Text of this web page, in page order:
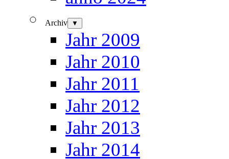
Archiv ▼
Jahr 2009
Jahr 2010
Jahr 2011
Jahr 2012
Jahr 2013
Jahr 2014